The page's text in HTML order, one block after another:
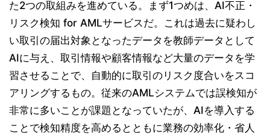
た2つの取組みを進めている。まず1つめは、AI不正・
リスク検知 for AMLサービスだ。これは過去に疑わし
い取引の届出対象となったデータを教師データとして
AIに与え、取引情報や顧客情報など大量のデータを学
習させることで、自動的に取引のリスク度合いをスコ
アリングするもの。従来のAMLシステムでは誤検知が
非常に多いことが課題となっていたが、AIを導入する
ことで検知精度を高めるとともに業務の効率化・省人